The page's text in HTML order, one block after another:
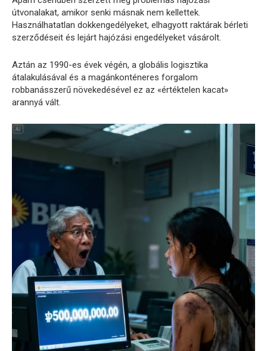
útvonalakat, amikor senki másnak nem kellettek.
Használhatatlan dokkengedélyeket, elhagyott raktárak bérleti
szerződéseit és lejárt hajózási engedélyeket vásárolt.
Aztán az 1990-es évek végén, a globális logisztika
átalakulásával és a magánkonténeres forgalom
robbanásszerű növekedésével ez az «értéktelen kacat»
arannyá vált.